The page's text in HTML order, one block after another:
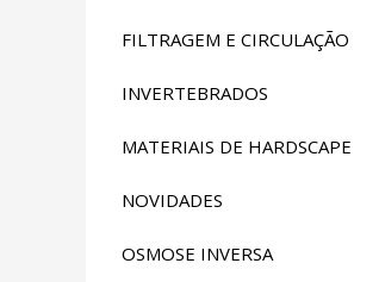
FILTRAGEM E CIRCULAÇÃO
INVERTEBRADOS
MATERIAIS DE HARDSCAPE
NOVIDADES
OSMOSE INVERSA